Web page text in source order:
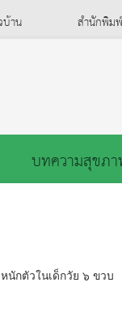
าน สำนักพิม
บทความสุขภ
กตัวในเด็กวัย ๖ ขวบ